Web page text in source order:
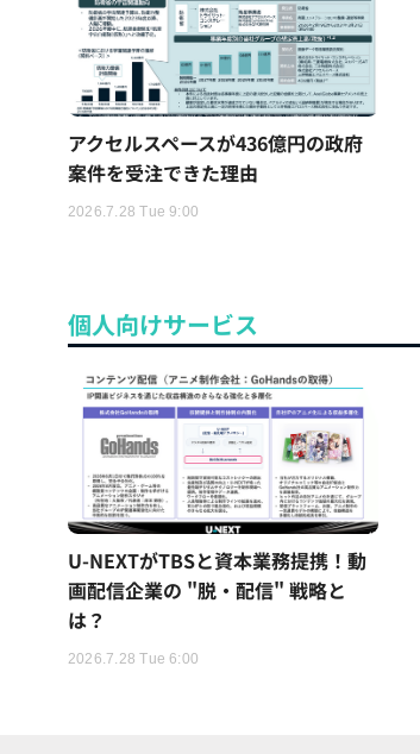
アクセルスペースが436億円の政府
案件を受注できた理由
2026.7.28 Tue 9:00
個人向けサービス
U-NEXTがTBSと資本業務提携！動
画配信企業の "脱・配信" 戦略と
は？
2026.7.28 Tue 6:00